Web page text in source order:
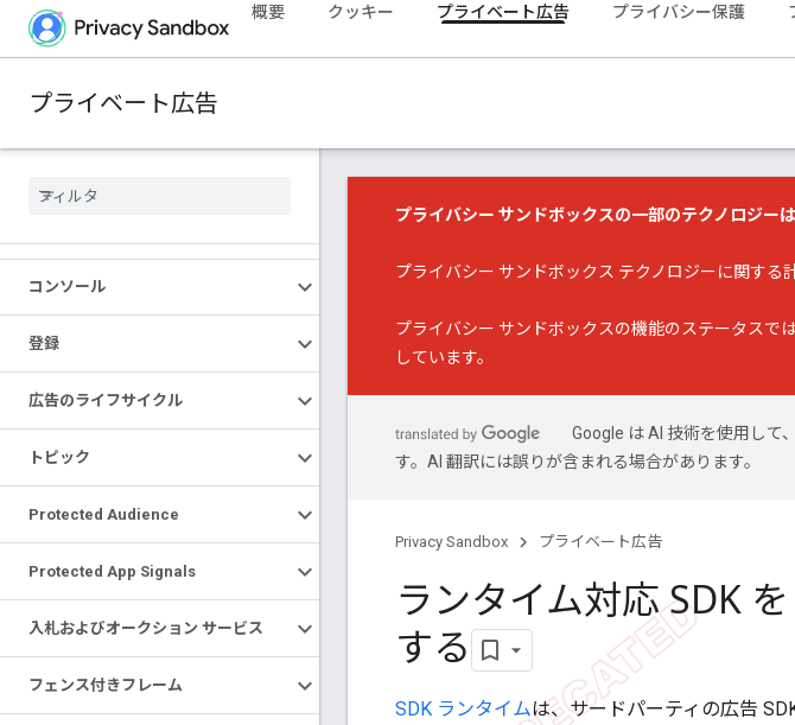
概要 クッキー プライベート広告 プライバシー保護
プライベート広告
コンソール
登録
広告のライフサイクル
トピック
Protected Audience
Protected App Signals
入札およびオークション サービス
フェンス付きフレーム
プライバシー サンドボックスの一部のテクノロジー
プライバシー サンドボックス テクノロジーに関する
プライバシー サンドボックスの機能のステータスで
しています。
Google は AI 技術を使用して
す。AI 翻訳には誤りが含まれる場合があります。
Privacy Sandbox プライベート広告
ランタイム対応 SDK
する
SDK ランタイムは、サードパーティの広告